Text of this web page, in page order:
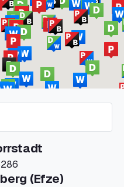
(Efze)